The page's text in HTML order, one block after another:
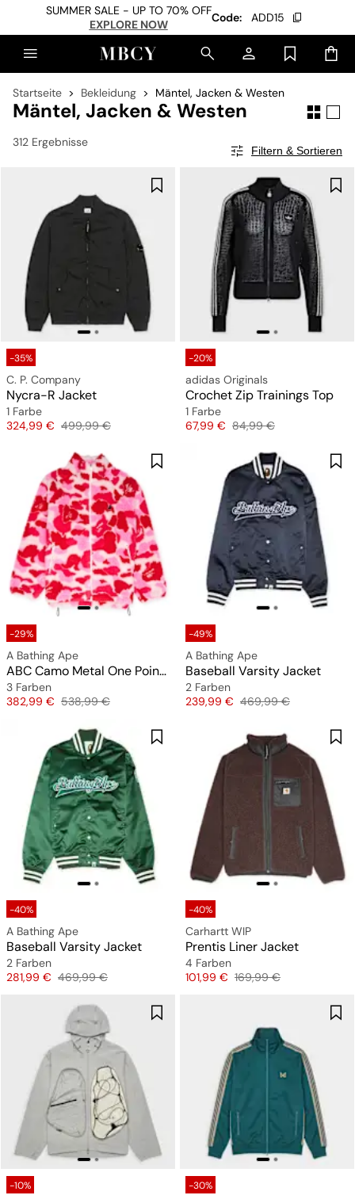
SUMMER SALE - UP TO 70% OFF
EXPLORE NOW
Code: ADD15
Startseite Bekleidung Mäntel, Jacken & Westen
Mäntel, Jacken & Westen
312 Ergebnisse
Filtern & Sortieren
-35%
C. P. Company
Nycra-R Jacket
1 Farbe
Preis
324,99 € Originalpreis
499,99 €
-20%
adidas Originals
Crochet Zip Trainings Top
1 Farbe
Preis
67,99 € Originalpreis
84,99 €
-29%
A Bathing Ape
ABC Camo Metal One Point Boa Jacket M
3 Farben
Preis
382,99 € Originalpreis
538,99 €
-49%
A Bathing Ape
Baseball Varsity Jacket
2 Farben
Preis
239,99 € Originalpreis
469,99 €
-40%
A Bathing Ape
Baseball Varsity Jacket
2 Farben
Preis
281,99 € Originalpreis
469,99 €
-40%
Carhartt WIP
Prentis Liner Jacket
4 Farben
Preis
101,99 € Originalpreis
169,99 €
-10% -30%